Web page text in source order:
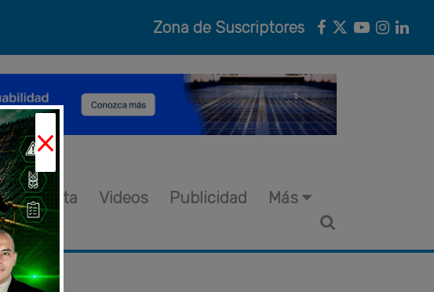
Zona de Suscriptores
Entrevista Videos Publicidad Más
×